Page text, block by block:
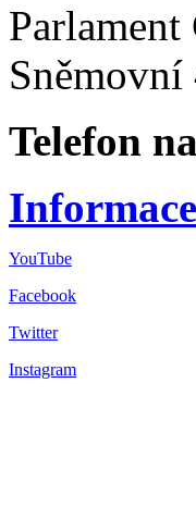
Parlament
Sněmovní
Telefon
YouTube
Facebook
Twitter
Instagram